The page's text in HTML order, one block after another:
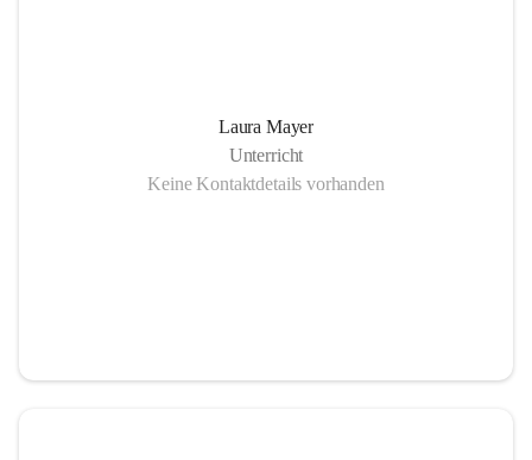
Laura Mayer
Unterricht
Keine Kontaktdetails vorhanden